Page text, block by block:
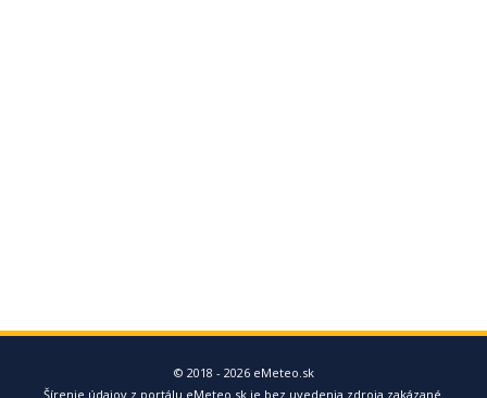
© 2018 - 2026 eMeteo.sk
Šírenie údajov z portálu eMeteo.sk je bez uvedenia zdroja zakázané.